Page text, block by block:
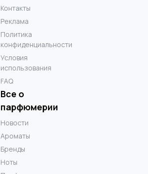
Контакты
Реклама
Политика
конфиденциальности
Условия
использования
FAQ
Все о
парфюмерии
Новости
Ароматы
Бренды
Ноты